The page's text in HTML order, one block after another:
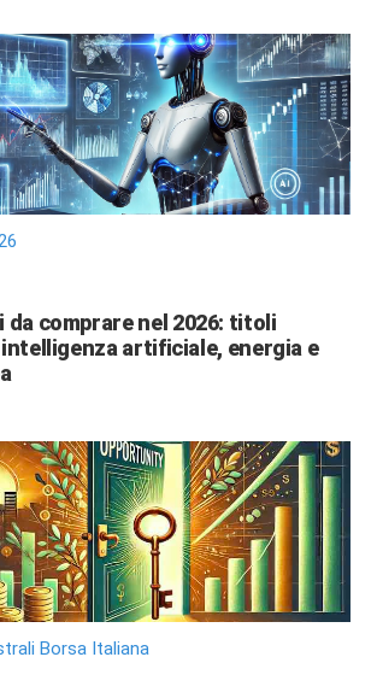
comprare nel 2026: titoli
artificiale, energia e
Borsa Italiana